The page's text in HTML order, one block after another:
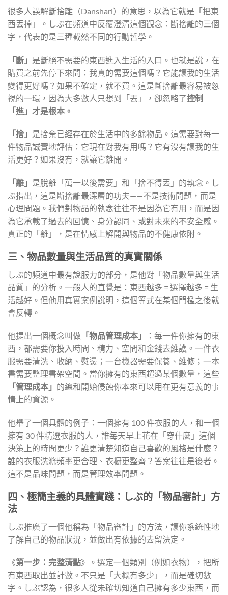
很多人誤解斷捨離（Danshari）的意思，以為它就是「把東
西丟掉」。しぶ在頻道中反覆澄清這個觀念：斷捨離的三個
字，代表的是三種截然不同的行動哲學。
「斷」 是斷絕不需要的東西進入生活的入口。也就是說，在
購買之前先停下來問：我真的需要這個嗎？它能讓我的生活
變得更好嗎？如果不確定，就不買。這是斷捨離最容易被忽
視的一環，因為大多數人只想到「丟」，卻忽略了控制
「進」才是根本。
「捨」 是捨棄已經存在於生活中的多餘物品。這需要對每一
件物品誠實地評估：它現在對我有用嗎？它有沒有讓我的生
活更好？如果沒有，就讓它離開。
「離」 是脫離「萬一以後需要」和「捨不得丟」的執念。し
ぶ指出，這是斷捨離最深層的功夫——不是技術問題，而是
心理問題。我們對物品的執念往往不是因為它有用，而是因
為它承載了過去的回憶、身分認同、或對未來的不安全感。
真正的「離」，是在情感上解開與物品的不健康依附。
三、物品數量與生活品質的真實關係
しぶ的頻道中最有說服力的部分，是他對「物品數量與生活
品質」的分析。一般人的直覺是：東西越多 = 選擇越多 = 生
活越好。但他用真實案例說明，這個等式在某個門檻之後就
會反轉。
他提出一個概念叫做 「物品管理成本」
：每一件你擁有的東
西，都需要你投入時間、精力、空間和金錢去維護。一件衣
服需要清洗、收納、熨燙；一台機器需要保養、維修；一本
書需要整理書架空間。當你擁有的東西超過某個數量，這些
「管理成本」 的總和開始侵蝕你本來可以用在更有意義的事
情上的資源。
他舉了一個具體的例子：一個擁有 100 件衣服的人，和一個
擁有 30 件精選衣服的人，誰每天早上花在「穿什麼」這個
決策上的時間更少？誰更清楚知道自己喜歡的風格是什麼？
誰的衣服洗滌頻率更合理、衣橱更整齊？答案往往是後者。
這不是品味問題，而是管理效率問題。
四、極簡主義的具體實踐：しぶ的「物品審計」方
法
しぶ推廣了一個他稱為「物品審計」的方法，讓你系統性地
了解自己的物品狀況，並做出有依據的去留決定。
《第一步：完整清點》。選定一個類別（例如衣物），把所
有東西取出並計數。不只是「大概有多少」，而是確切數
字。しぶ認為，很多人從未確切知道自己擁有多少東西，而